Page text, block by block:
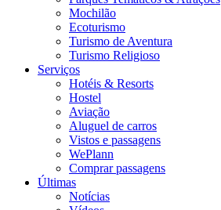
Mochilão
Ecoturismo
Turismo de Aventura
Turismo Religioso
Serviços
Hotéis & Resorts
Hostel
Aviação
Aluguel de carros
Vistos e passagens
WePlann
Comprar passagens
Últimas
Notícias